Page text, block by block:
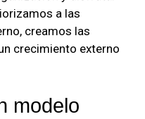
a las
creamos las
crecimiento externo
modelo